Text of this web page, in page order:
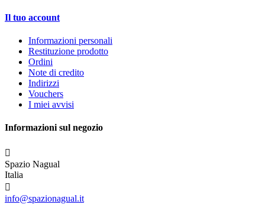
Il tuo account
Informazioni personali
Restituzione prodotto
Ordini
Note di credito
Indirizzi
Vouchers
I miei avvisi
Informazioni sul negozio

Spazio Nagual
Italia

info@spazionagual.it